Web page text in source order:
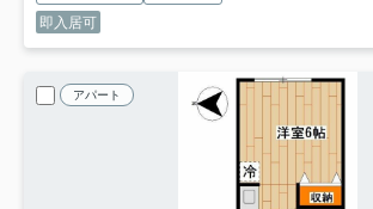
即入居可
アパート